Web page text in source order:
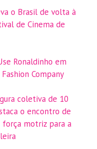
o Brasil de volta à
de Cinema de
Ronaldinho em
Company
coletiva de 10
o encontro de
motriz para a